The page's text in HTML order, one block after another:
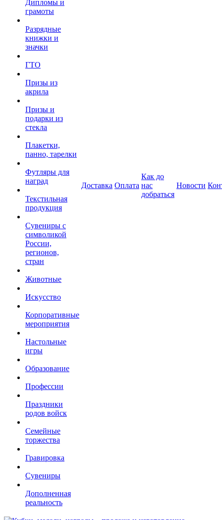
Дипломы и
грамоты
Разрядные
книжки и
значки
ГТО
Призы из
акрила
Призы и
подарки из
стекла
Плакетки,
панно, тарелки
Футляры для
наград
Текстильная
продукция
Сувениры с
символикой
России,
регионов,
стран
Животные
Искусство
Корпоративные
мероприятия
Настольные
игры
Образование
Профессии
Праздники
родов войск
Семейные
торжества
Гравировка
Сувениры
Дополненная
реальность
Доставка Оплата
Как до
нас
добраться
Новости